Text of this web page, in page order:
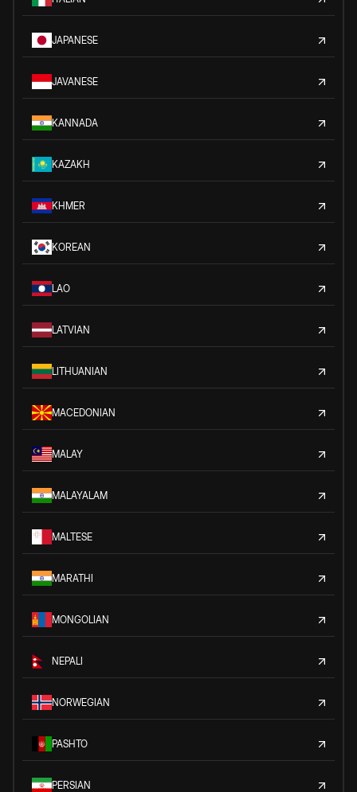
JAPANESE
JAVANESE
KANNADA
KAZAKH
KHMER
KOREAN
LAO
LATVIAN
LITHUANIAN
MACEDONIAN
MALAY
MALAYALAM
MALTESE
MARATHI
MONGOLIAN
NEPALI
NORWEGIAN
PASHTO
PERSIAN